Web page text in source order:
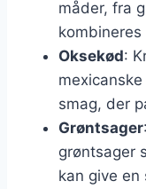
måder, fra
Oksekød:
smag, der
Grøntsager
grøntsager
kan give